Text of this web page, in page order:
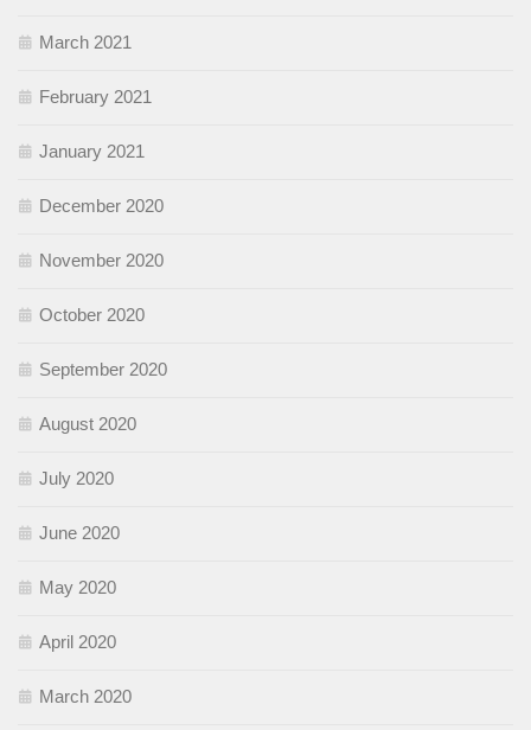
March 2021
February 2021
January 2021
December 2020
November 2020
October 2020
September 2020
August 2020
July 2020
June 2020
May 2020
April 2020
March 2020